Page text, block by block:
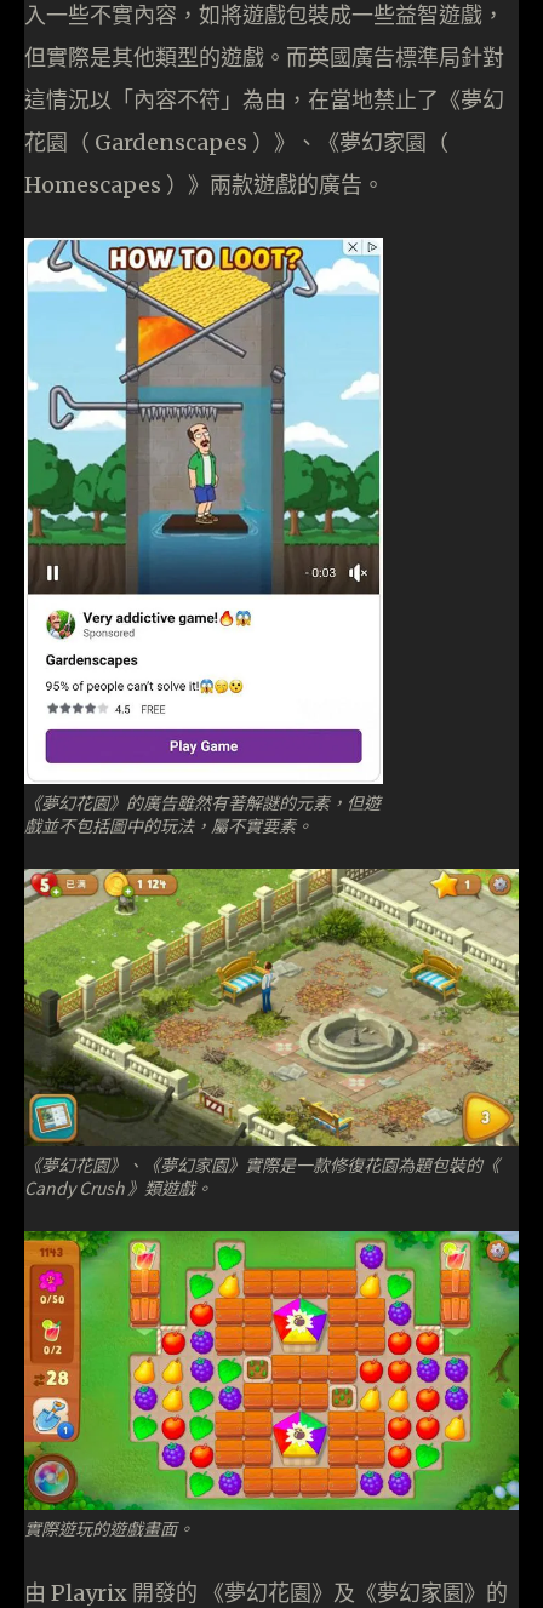
入一些不實內容，如將遊戲包裝成一些益智遊戲，
但實際是其他類型的遊戲。而英國廣告標準局針對
這情況以「內容不符」為由，在當地禁止了《夢幻
花園（ Gardenscapes ）》、《夢幻家園（
Homescapes ）》兩款遊戲的廣告。
《夢幻花園》的廣告雖然有著解謎的元素，但遊
戲並不包括圖中的玩法，屬不實要素。
《夢幻花園》、《夢幻家園》實際是一款修復花園為題包裝的《
Candy Crush 》類遊戲。
實際遊玩的遊戲畫面。
由 Playrix 開發的 《夢幻花園》及《夢幻家園》的